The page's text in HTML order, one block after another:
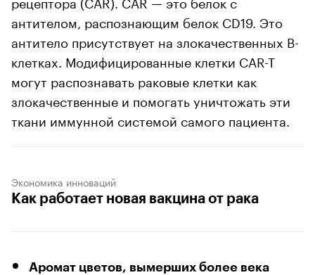
антителом, распознающим белок CD19. Это
антитело присутствует на злокачественных В-
клетках. Модифицированные клетки CAR-T
могут распознавать раковые клетки как
злокачественные и помогать уничтожать эти
ткани иммунной системой самого пациента.
Экономика инноваций
Как работает новая вакцина от рака
Аромат цветов, вымерших более века